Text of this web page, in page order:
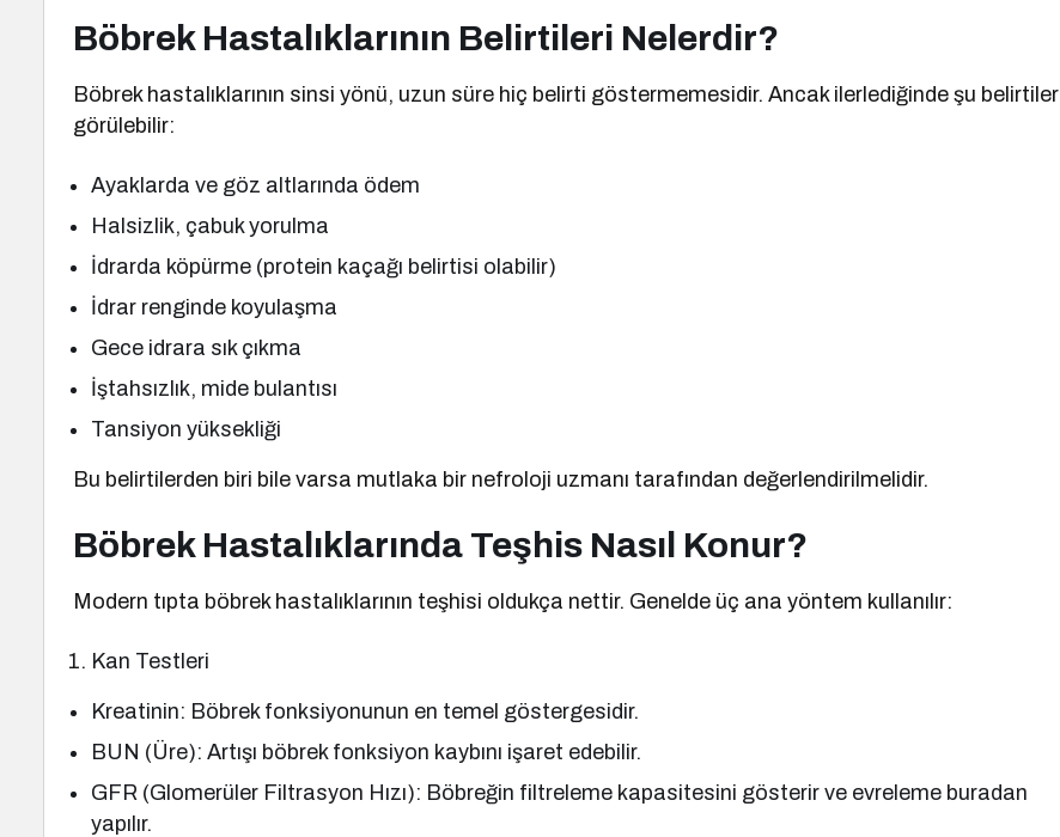
Böbrek Hastalıklarının Belirtileri Nelerdir?
Böbrek hastalıklarının sinsi yönü, uzun süre hiç belirti göstermemesidir. Ancak ilerlediğinde şu belirtiler
görülebilir:
Ayaklarda ve göz altlarında ödem
Halsizlik, çabuk yorulma
İdrarda köpürme (protein kaçağı belirtisi olabilir)
İdrar renginde koyulaşma
Gece idrara sık çıkma
İştahsızlık, mide bulantısı
Tansiyon yüksekliği
Bu belirtilerden biri bile varsa mutlaka bir nefroloji uzmanı tarafından değerlendirilmelidir.
Böbrek Hastalıklarında Teşhis Nasıl Konur?
Modern tıpta böbrek hastalıklarının teşhisi oldukça nettir. Genelde üç ana yöntem kullanılır:
Kan Testleri
Kreatinin: Böbrek fonksiyonunun en temel göstergesidir.
BUN (Üre): Artışı böbrek fonksiyon kaybını işaret edebilir.
GFR (Glomerüler Filtrasyon Hızı): Böbreğin filtreleme kapasitesini gösterir ve evreleme buradan
yapılır.